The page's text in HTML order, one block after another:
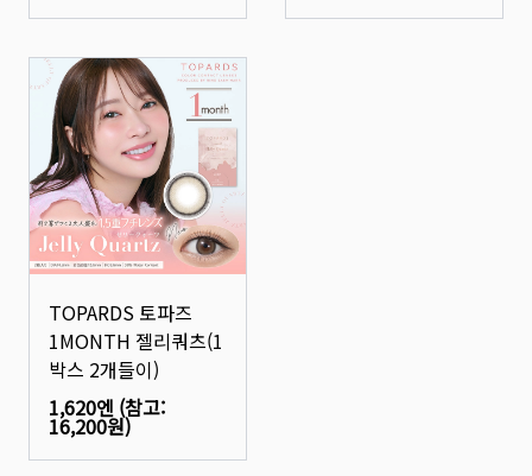
TOPARDS 토파즈
1MONTH 젤리쿼츠(1
박스 2개들이)
1,620엔 (참고:
16,200원)